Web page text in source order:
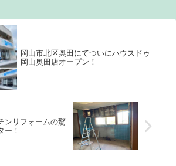
フォー
岡山市北区奥田にてついにハウスドゥ
岡山奥田店オープン！
ンリフォームの驚
ー！